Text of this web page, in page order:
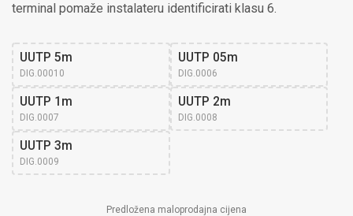
terminal pomaže instalateru identificirati klasu 6.
UUTP 5m
DIG.00010
UUTP 05m
DIG.0006
UUTP 1m
DIG.0007
UUTP 2m
DIG.0008
UUTP 3m
DIG.0009
Predložena maloprodajna cijena